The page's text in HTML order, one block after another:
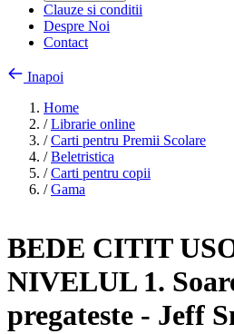
Clauze si conditii
Despre Noi
Contact
Inapoi
Home
/ Librarie online
/ Carti pentru Premii Scolare
/ Beletristica
/ Carti pentru copii
/ Gama
BEDE CITIT
NIVELUL 1.
pregateste - Jeff